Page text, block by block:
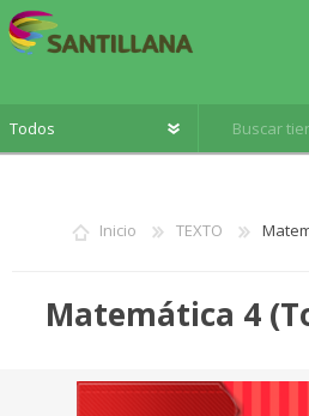
INICIA SESIÓN
Inicio TEXTO
Matemática 4